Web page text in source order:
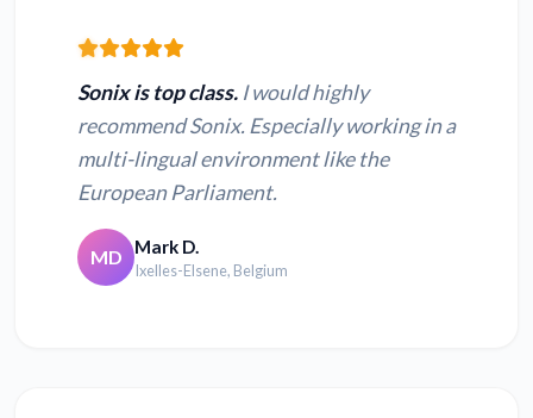
Sonix is top class. I would highly
recommend Sonix. Especially working in a
multi-lingual environment like the
European Parliament.
MD Mark D.
Ixelles-Elsene, Belgium